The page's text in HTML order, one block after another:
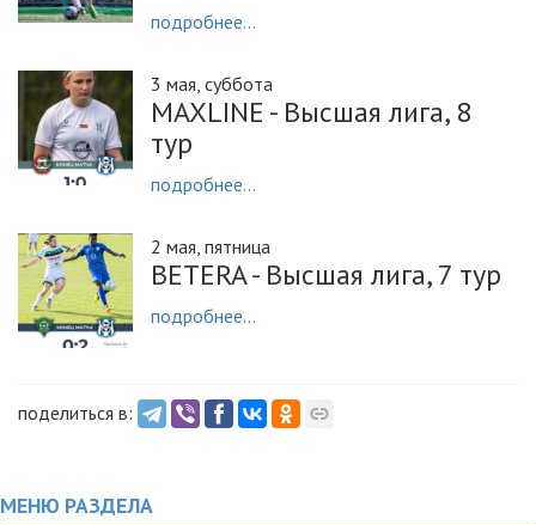
подробнее...
3 мая, суббота
MAXLINE - Высшая лига, 8
тур
подробнее...
2 мая, пятница
BETERA - Высшая лига, 7 тур
подробнее...
поделиться в:
МЕНЮ РАЗДЕЛА